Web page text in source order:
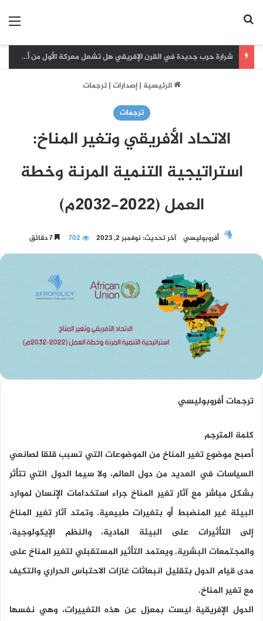
شرارة حرب جديدة في القرن الإفريقي هل تشعل معركة الأول من أغسطس حربا جديدة في إثيوبيا
الرئيسية | إصدارات| ترجمات
ترجمات
الاتحاد الأفريقي وتغير المناخ:
استراتيجية التنمية المرنة وخطة
العمل (2022-2032م)
أفروبوليسي آخر تحديث: نوفمبر 2, 2023 702 7 دقائق
ترجمات أفروبوليسي
كلمة المترجم
أصبح موضوع تغير المناخ من الموضوعات التي تسبب قلقا لصانعي
السياسات في العديد من دول العالم، ولا سيما الدول التي تتأثر
بشكل مباشر مع آثار تغير المناخ جراء استخدامات الإنسان لموارد
البيئة غير المنضبط أو بتغيرات طبيعية. وتمتد آثار تغير المناخ
إلى التأثيرات على البيئة المادية، والنظم الإيكولوجية،
والمجتمعات البشرية. ويعتمد التأثير المستقبلي لتغير المناخ على
مدى قيام الدول بتقليل انبعاثات غازات الاحتباس الحراري والتكيف
مع تغير المناخ.
الدول الإفريقية ليست بمعزل عن هذه التغييرات، وهي نفسها